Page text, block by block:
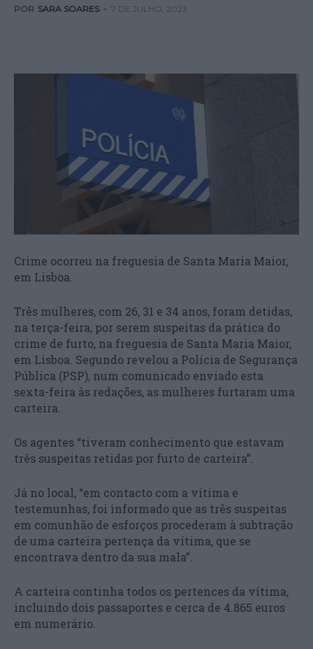
POR SARA SOARES - 7 DE JULHO, 2023
Crime ocorreu na freguesia de Santa Maria Maior,
em Lisboa.
Três mulheres, com 26, 31 e 34 anos, foram detidas,
na terça-feira, por serem suspeitas da prática do
crime de furto, na freguesia de Santa Maria Maior,
em Lisboa. Segundo revelou a Polícia de Segurança
Pública (PSP), num comunicado enviado esta
sexta-feira às redações, as mulheres furtaram uma
carteira.
Os agentes “tiveram conhecimento que estavam
três suspeitas retidas por furto de carteira”.
Já no local, “em contacto com a vítima e
testemunhas, foi informado que as três suspeitas
em comunhão de esforços procederam à subtração
de uma carteira pertença da vítima, que se
encontrava dentro da sua mala”.
A carteira continha todos os pertences da vítima,
incluindo dois passaportes e cerca de 4.865 euros
em numerário.